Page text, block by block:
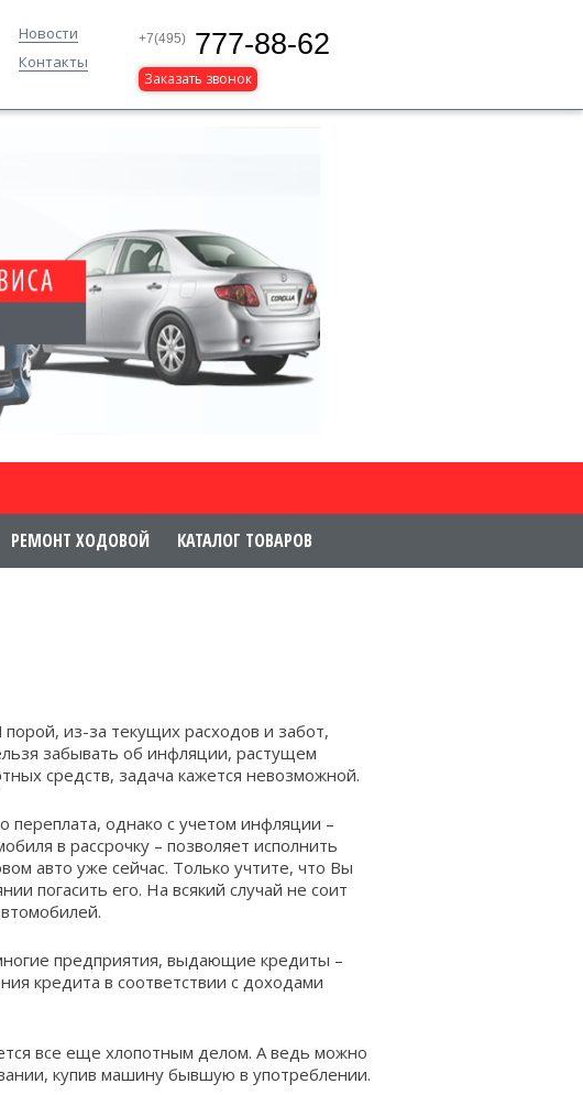
Новости
Контакты
+7(495) 777-88-62
Заказать звонок
РЕМОНТ ХОДОВОЙ КАТАЛОГ ТОВАРОВ
из-за текущих расходов и забот,
забывать об инфляции, растущем
средств, задача кажется невозможной.
однако с учетом инфляции –
в рассрочку – позволяет исполнить
авто уже сейчас. Только учтите, что Вы
погасить его. На всякий случай не соит
.
предприятия, выдающие кредиты –
кредита в соответствии с доходами
все еще хлопотным делом. А ведь можно
купив машину бывшую в употреблении.